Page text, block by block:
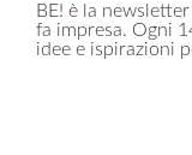
BE! è la
fa impresa. Ogni
idee e ispirazioni